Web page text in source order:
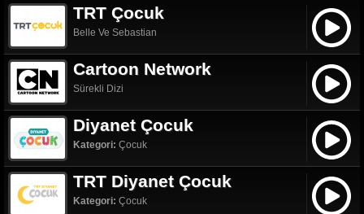
TRT Çocuk
Belle Ve Sebastian
Cartoon Network
Sürekli Dizi
Diyanet Çocuk
Kategori: Çocuk
TRT Diyanet Çocuk
Kategori: Çocuk